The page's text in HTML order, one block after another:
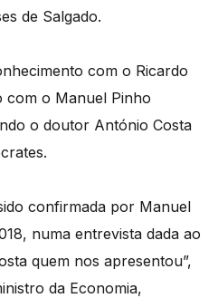
de Salgado.
com o Ricardo
com o Manuel Pinho
o doutor António Costa
confirmada por Manuel
numa entrevista dada ao
quem nos apresentou”,
da Economia,